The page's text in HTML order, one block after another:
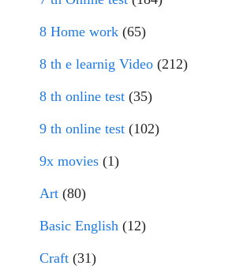
8 Home work (65)
8 th e learnig Video (212)
8 th online test (35)
9 th online test (102)
9x movies (1)
Art (80)
Basic English (12)
Craft (31)